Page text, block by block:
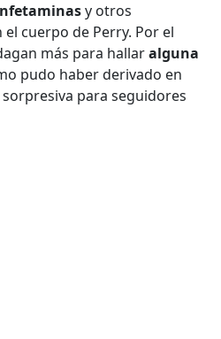
y otros
cuerpo de Perry. Por el
más para hallaralguna
pudo haber derivado en
para seguidores